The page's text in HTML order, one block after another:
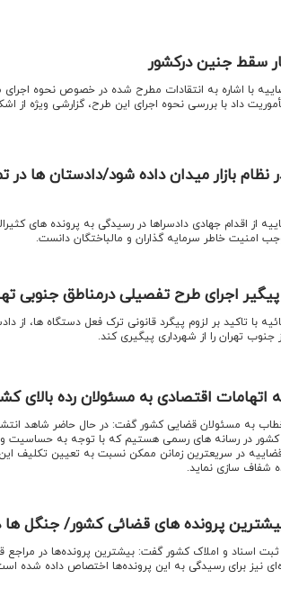
سقط جنین درکشور
با اشاره به انتقادات مطرح شده در خصوص نحوه
داد با بررسی نحوه اجرای این طرح، گزارشی ویژه از
نظام بازار میدان داده شود/دادستان ها
از اقدام جهادی دادسراها در رسیدگی به پرونده های
امنیت خاطر سرمایه گذاران و مالباختگان دانست.
اجرای طرح تفصیلی درمناطق جنوبی
با تاکید بر لزوم پیگرد قانونی ترک فعل دستگاه ها، از
تهران را از شهرداری پیگیری کند.
اقتصادی به مسئولان رده بالای
به مسئولان قضایی کشور گفت: در حال حاضر شاهد
کشور در رسانه های رسمی هستیم که با توجه به حساسیت
در سریعترین زمانن ممکن نسبت به تعیین تکلیف این
شفاف سازی نماید.
پرونده های قضائی کشور/ جنگل ها
ثبت اسناد و املاک کشور گفت: بیشترین پرونده‌ها در مراجع
نیز برای رسیدگی به این پرونده‌ها اختصاص داده شده